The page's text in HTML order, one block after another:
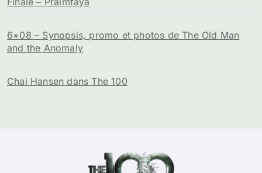
6×08 – Synopsis, promo et photos de The Old Man
and the Anomaly
Chai Hansen dans The 100